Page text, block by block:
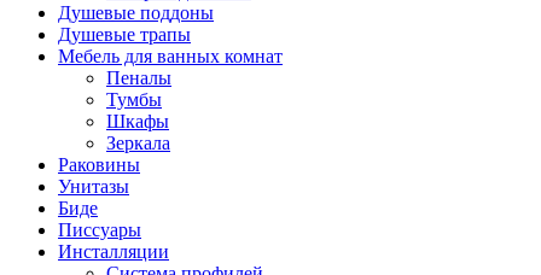
Душевые поддоны
Душевые трапы
Мебель для ванных комнат
Пеналы
Тумбы
Шкафы
Зеркала
Раковины
Унитазы
Биде
Писсуары
Инсталляции